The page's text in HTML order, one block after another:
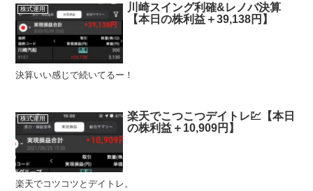
株式運用
川崎スイング利確&レノバ決算
【本日の株利益＋39,138円】
決算いい感じで続いてるー！
株式運用
楽天でこつこつデイトレ💹【本日
の株利益＋10,909円】
楽天でコツコツとデイトレ。